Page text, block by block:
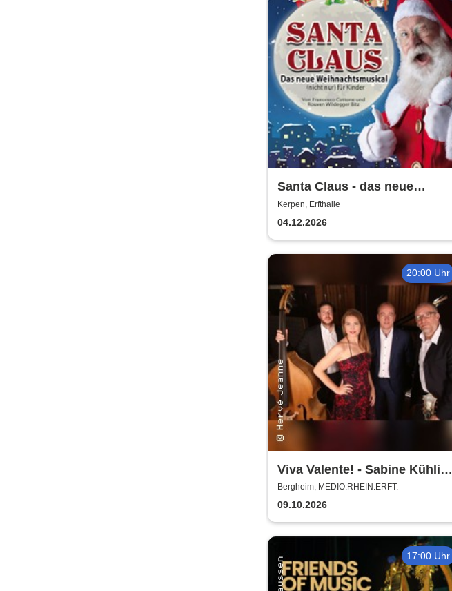
Santa Claus - das neue
Weihnachtsmusical (nicht
nur) für Kinder
Kerpen, Erfthalle
04.12.2026
20:00 Uhr
Viva Valente! - Sabine Kühlich
& Jörg Seidel Trio - Tribute to
Catarina Vatente
Bergheim, MEDIO.RHEIN.ERFT.
09.10.2026
17:00 Uhr